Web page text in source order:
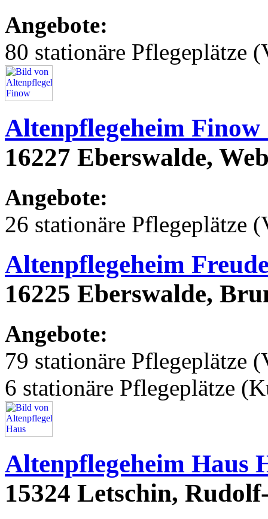
Angebote:
80 stationäre Pflegeplätze
Altenpflegeheim
16227 Eberswalde,
Angebote:
26 stationäre Pflegeplätze
Altenpflegeheim
16225 Eberswalde,
Angebote:
79 stationäre Pflegeplätze
6 stationäre Pflegeplätze
Altenpflegeheim Haus
15324 Letschin,